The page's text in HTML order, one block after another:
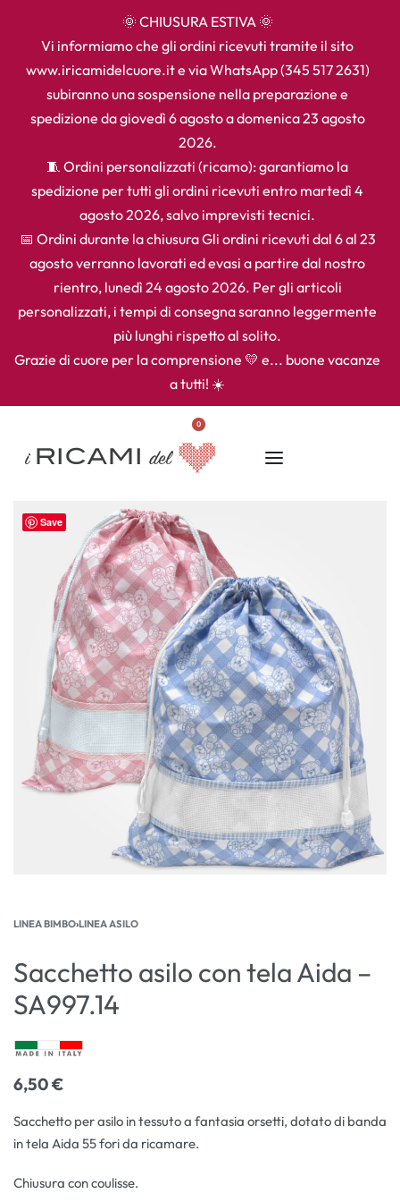
🌞 CHIUSURA ESTIVA 🌞
Vi informiamo che gli ordini ricevuti tramite il sito
www.iricamidelcuore.it e via WhatsApp (345 517 2631)
subiranno una sospensione nella preparazione e
spedizione da giovedì 6 agosto a domenica 23 agosto
2026.
🧵 Ordini personalizzati (ricamo): garantiamo la
spedizione per tutti gli ordini ricevuti entro martedì 4
agosto 2026, salvo imprevisti tecnici.
📅 Ordini durante la chiusura Gli ordini ricevuti dal 6 al 23
agosto verranno lavorati ed evasi a partire dal nostro
rientro, lunedì 24 agosto 2026. Per gli articoli
personalizzati, i tempi di consegna saranno leggermente
più lunghi rispetto al solito.
Grazie di cuore per la comprensione 💛 e... buone vacanze
a tutti! ☀️
0
Save
LINEA BIMBO›LINEA ASILO
Sacchetto asilo con tela Aida –
SA997.14
6,50€
Sacchetto per asilo in tessuto a fantasia orsetti, dotato di banda
in tela Aida 55 fori da ricamare.
Chiusura con coulisse.